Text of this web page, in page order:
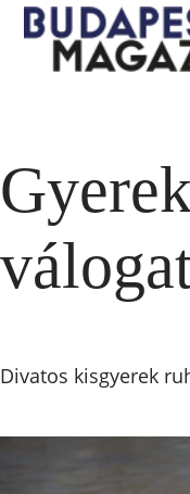
Divatos kisgyerek